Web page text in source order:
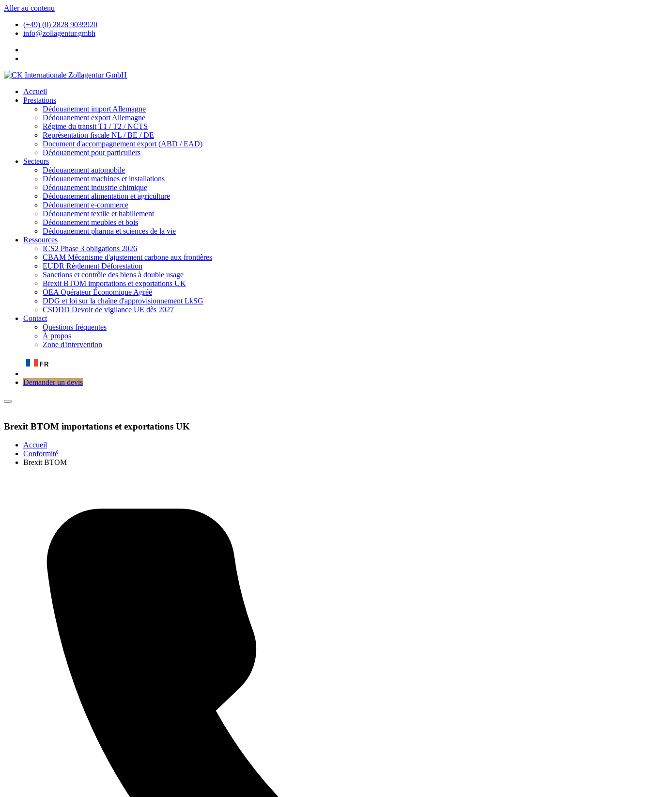
Aller au contenu
(+49) (0) 2828 9039920
info@zollagentur.gmbh
Accueil
Prestations
Dédouanement import Allemagne
Dédouanement export Allemagne
Régime du transit T1 / T2 / NCTS
Représentation fiscale NL / BE / DE
Document d'accompagnement export (ABD / EAD)
Dédouanement pour particuliers
Secteurs
Dédouanement automobile
Dédouanement machines et installations
Dédouanement industrie chimique
Dédouanement alimentation et agriculture
Dédouanement e-commerce
Dédouanement textile et habillement
Dédouanement meubles et bois
Dédouanement pharma et sciences de la vie
Ressources
ICS2 Phase 3 obligations 2026
CBAM Mécanisme d'ajustement carbone aux frontières
EUDR Règlement Déforestation
Sanctions et contrôle des biens à double usage
Brexit BTOM importations et exportations UK
OEA Opérateur Économique Agréé
DDG et loi sur la chaîne d'approvisionnement LkSG
CSDDD Devoir de vigilance UE dès 2027
Contact
Questions fréquentes
À propos
Zone d'intervention
FR
Demander un devis
Brexit BTOM importations et exportations UK
Accueil
Conformité
Brexit BTOM